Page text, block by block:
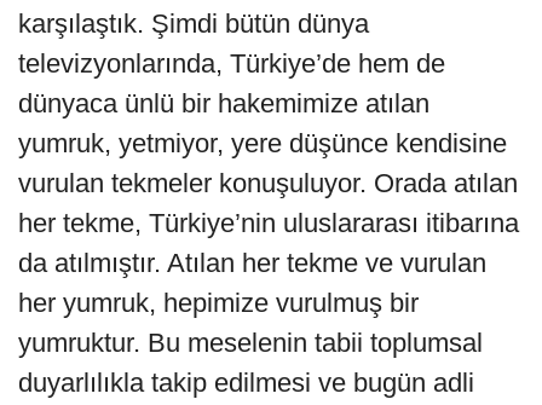
karşılaştık. Şimdi bütün dünya
televizyonlarında, Türkiye’de hem de
dünyaca ünlü bir hakemimize atılan
yumruk, yetmiyor, yere düşünce kendisine
vurulan tekmeler konuşuluyor. Orada atılan
her tekme, Türkiye’nin uluslararası itibarına
da atılmıştır. Atılan her tekme ve vurulan
her yumruk, hepimize vurulmuş bir
yumruktur. Bu meselenin tabii toplumsal
duyarlılıkla takip edilmesi ve bugün adli